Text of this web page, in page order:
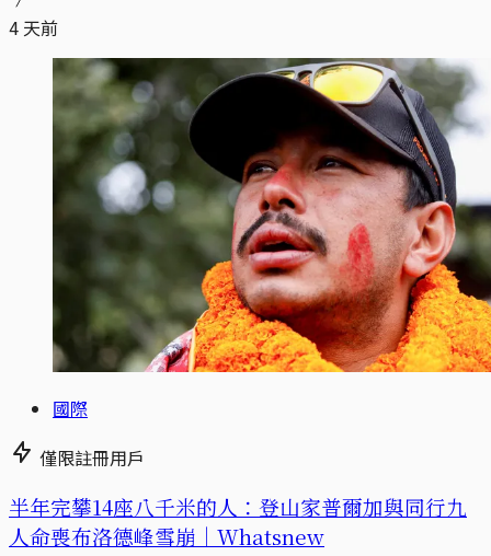
4 天前
國際
僅限註冊用戶
半年完攀14座八千米的人：登山家普爾加與同行九
人命喪布洛德峰雪崩｜Whatsnew